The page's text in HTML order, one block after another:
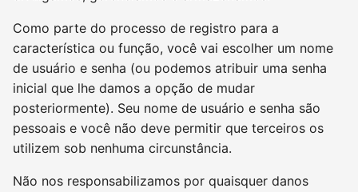
Como parte do processo de registro para a
característica ou função, você vai escolher um nome
de usuário e senha (ou podemos atribuir uma senha
inicial que lhe damos a opção de mudar
posteriormente). Seu nome de usuário e senha são
pessoais e você não deve permitir que terceiros os
utilizem sob nenhuma circunstância.
Não nos responsabilizamos por quaisquer danos